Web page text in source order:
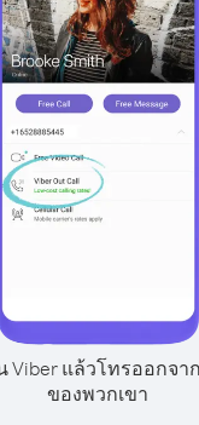
Viber แล้วโทรออกจ
ของพวกเขา